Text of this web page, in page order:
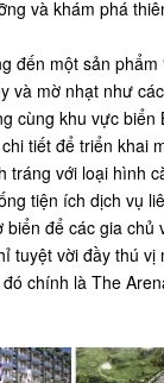
và khám phá
đến một sản phẩm
và mờ nhạt như
cùng khu vực biển
tiết để triển khai
tráng với loại hình
tiện ích dịch vụ
biển để các gia chủ
tuyệt vời đầy thú vị
chính là The